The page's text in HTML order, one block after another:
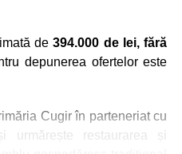
de394.000 de lei, fără
depunerea ofertelor este
Cugir în parteneriat cu
urmărește restaurarea și